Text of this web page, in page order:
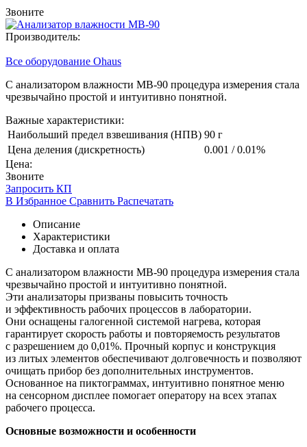
Звоните
Производитель:
Все оборудование Ohaus
С анализатором влажности MB-90 процедура измерения стала
чрезвычайно простой и интуитивно понятной.
Важные характеристики:
Наибольший предел взвешивания (НПВ) 90 г
Цена деления (дискретность)
0.001 / 0.01%
Цена:
Звоните
Запросить КП
В Избранное Сравнить Распечатать
Описание
Характеристики
Доставка и оплата
С анализатором влажности MB-90 процедура измерения стала
чрезвычайно простой и интуитивно понятной.
Эти анализаторы призваны повысить точность
и эффективность рабочих процессов в лаборатории.
Они оснащены галогенной системой нагрева, которая
гарантирует скорость работы и повторяемость результатов
с разрешением до 0,01%. Прочный корпус и конструкция
из литых элементов обеспечивают долговечность и позволяют
очищать прибор без дополнительных инструментов.
Основанное на пиктограммах, интуитивно понятное меню
на сенсорном дисплее помогает оператору на всех этапах
рабочего процесса.
Основные возможности и особенности